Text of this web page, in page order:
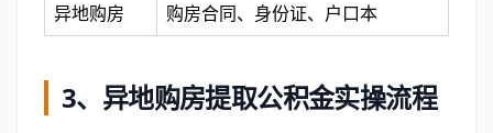
异地购房
购房合同、身份证、户口本
3、 异地购房提取公积金实操流程